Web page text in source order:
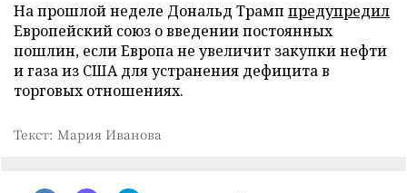
На прошлой неделе Дональд Трамп предупредил
Европейский союз о введении постоянных
пошлин, если Европа не увеличит закупки нефти
и газа из США для устранения дефицита в
торговых отношениях.
Текст: Мария Иванова